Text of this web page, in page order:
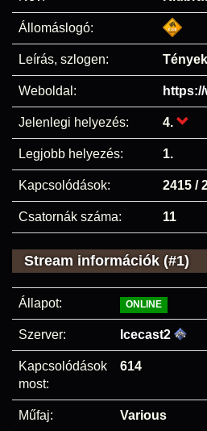
Állomáslogó:
Leírás, szlogen:
Weboldal:
Jelenlegi helyezés: 4.
Legjobb helyezés: 1.
Kapcsolódások: 2415 /
Csatornák száma: 11
Stream információk (#1)
Állapot: ONLINE
Szerver: Icecast2
Kapcsolódások
most:
614
Műfaj: Various